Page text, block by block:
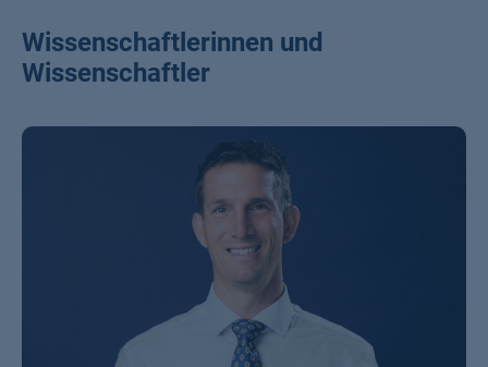
Wissenschaftlerinnen und
Wissenschaftler